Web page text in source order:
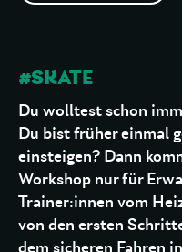
#SKATE
Du wolltest schon
Du bist früher einmal
einsteigen? Dann
Workshop nur für
Trainer:innen vom
von den ersten
dem sicheren Fahren